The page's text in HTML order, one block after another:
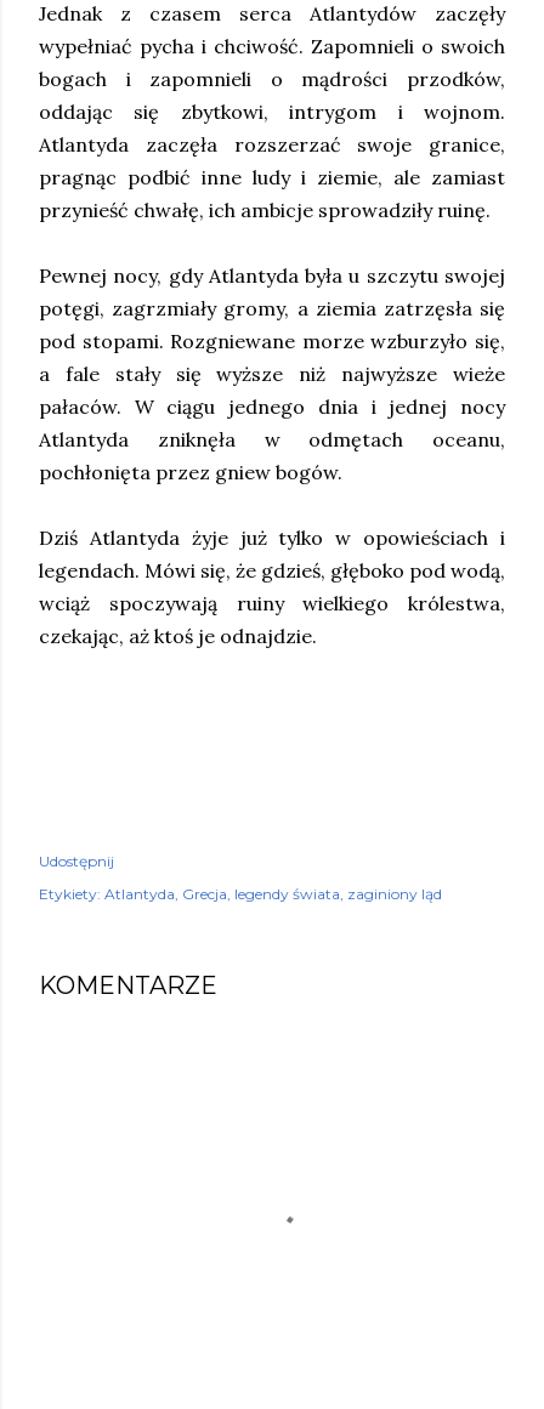
Jednak z czasem serca Atlantydów zaczęły
wypełniać pycha i chciwość. Zapomnieli o swoich
bogach i zapomnieli o mądrości przodków,
oddając się zbytkowi, intrygom i wojnom.
Atlantyda zaczęła rozszerzać swoje granice,
pragnąc podbić inne ludy i ziemie, ale zamiast
przynieść chwałę, ich ambicje sprowadziły ruinę.
Pewnej nocy, gdy Atlantyda była u szczytu swojej
potęgi, zagrzmiały gromy, a ziemia zatrzęsła się
pod stopami. Rozgniewane morze wzburzyło się,
a fale stały się wyższe niż najwyższe wieże
pałaców. W ciągu jednego dnia i jednej nocy
Atlantyda zniknęła w odmętach oceanu,
pochłonięta przez gniew bogów.
Dziś Atlantyda żyje już tylko w opowieściach i
legendach. Mówi się, że gdzieś, głęboko pod wodą,
wciąż spoczywają ruiny wielkiego królestwa,
czekając, aż ktoś je odnajdzie.
Udostępnij
Etykiety: Atlantyda Grecja legendy świata zaginiony ląd
KOMENTARZE